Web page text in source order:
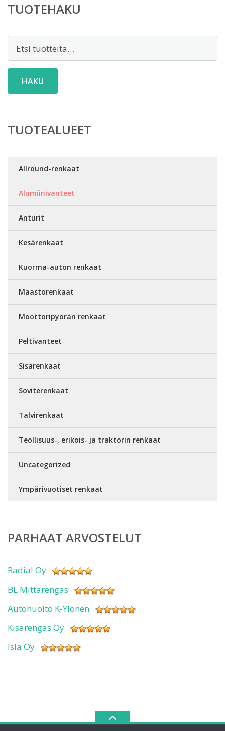
TUOTEHAKU
HAKU
TUOTEALUEET
Allround-renkaat
Alumiinivanteet
Anturit
Kesärenkaat
Kuorma-auton renkaat
Maastorenkaat
Moottoripyörän renkaat
Peltivanteet
Sisärenkaat
Soviterenkaat
Talvirenkaat
Teollisuus-, erikois- ja traktorin renkaat
Uncategorized
Ympärivuotiset renkaat
PARHAAT ARVOSTELUT
Radial Oy
BL Mittarengas
Autohuolto K-Ylönen
Kisarengas Oy
Isla Oy